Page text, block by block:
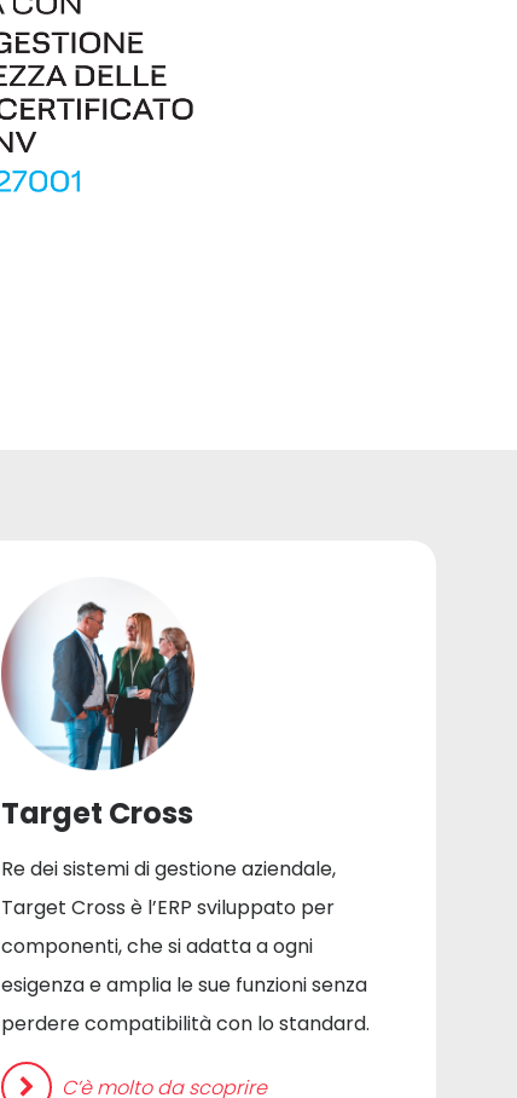
Target Cross
Re dei sistemi di gestione aziendale,
Target Cross è l’ERP sviluppato per
componenti, che si adatta a ogni
esigenza e amplia le sue funzioni senza
perdere compatibilità con lo standard.
C’è molto da scoprire